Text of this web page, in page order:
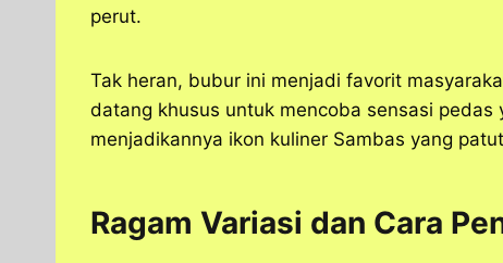
perut.
Tak heran, bubur ini menjadi favorit
datang khusus untuk mencoba sensasi
menjadikannya ikon kuliner Sambas yang
Ragam Variasi dan Cara